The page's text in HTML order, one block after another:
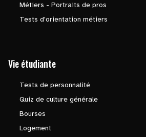
Métiers - Portraits de pros
Tests d'orientation métiers
Vie étudiante
Tests de personnalité
Quiz de culture générale
Bourses
Logement